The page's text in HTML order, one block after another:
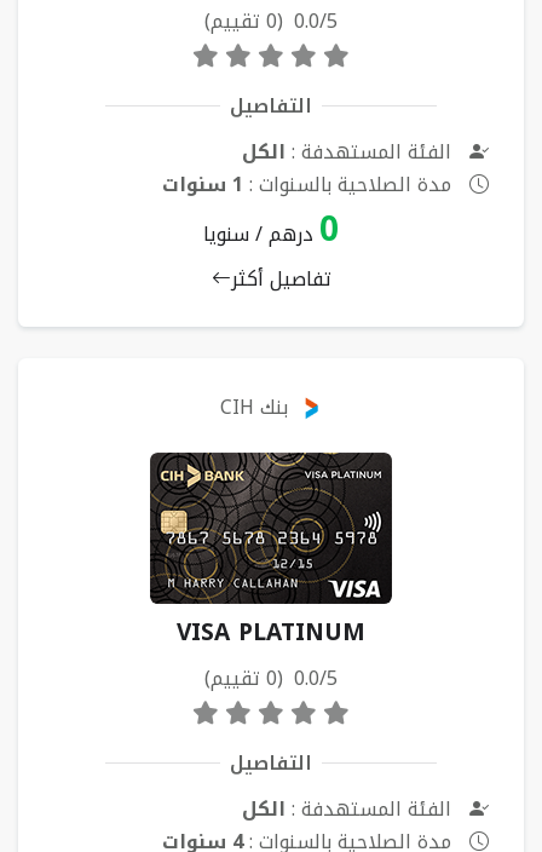
0.0/5 (0 تقييم)
التفاصيل
الفئة المستهدفة :الكل
مدة الصلاحية بالسنوات : 1 سنوات
0 درهم / سنويا
تفاصيل أكثر
بنك CIH
VISA PLATINUM
0.0/5 (0 تقييم)
التفاصيل
الفئة المستهدفة :الكل
مدة الصلاحية بالسنوات :4 سنوات